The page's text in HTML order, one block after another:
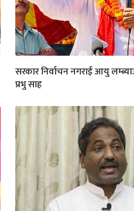
सरकार निर्वाचन नगराई आयु
प्रभु साह